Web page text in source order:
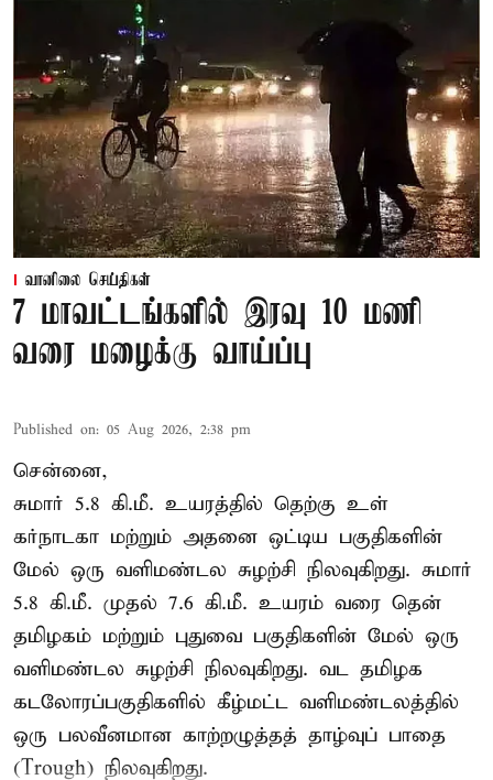
வானிலை செய்திகள்
7 மாவட்டங்களில் இரவு 10 மணி
வரை மழைக்கு வாய்ப்பு
Published on: 05 Aug 2026, 2:38 pm
சென்னை,
சுமார் 5.8 கி.மீ. உயரத்தில் தெற்கு உள்
கர்நாடகா மற்றும் அதனை ஒட்டிய பகுதிகளின்
மேல் ஒரு வளிமண்டல சுழற்சி நிலவுகிறது. சுமார்
5.8 கி.மீ. முதல் 7.6 கி.மீ. உயரம் வரை தென்
தமிழகம் மற்றும் புதுவை பகுதிகளின் மேல் ஒரு
வளிமண்டல சுழற்சி நிலவுகிறது. வட தமிழக
கடலோரப்பகுதிகளில் கீழ்மட்ட வளிமண்டலத்தில்
ஒரு பலவீனமான காற்றழுத்தத் தாழ்வுப் பாதை
(Trough) நிலவுகிறது.